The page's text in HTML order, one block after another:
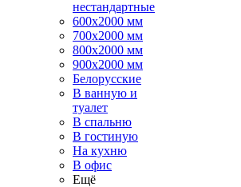
нестандартные
600х2000 мм
700х2000 мм
800х2000 мм
900х2000 мм
Белорусские
В ванную и
туалет
В спальню
В гостиную
На кухню
В офис
Ещё